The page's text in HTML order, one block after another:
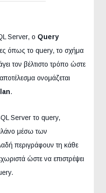
Server, ο Query
όπως το query, το σχήμα
τον βέλτιστο τρόπο ώστε
ονομάζεται
.
Server το query,
μέσω των
περιγράφουν τη κάθε
ώστε να επιστρέψει